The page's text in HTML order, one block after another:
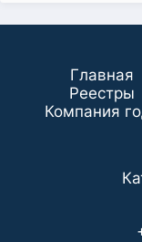
Главная
Реестры
Компания